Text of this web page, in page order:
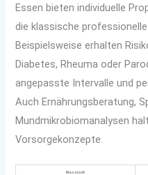
Essen bieten individuelle
die klassische
Beispielsweise erhalten
Diabetes, Rheuma oder
angepasste Intervalle und
Auch Ernährungsberatung,
Mundmikrobiomanalysen
Vorsorgekonzepte.
Klassisch